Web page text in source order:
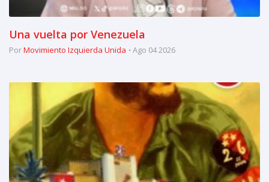
Una vuelta por Venezuela
PorMovimiento Izquierda Unida Ago 04 2026